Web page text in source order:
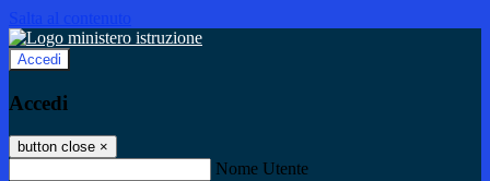
Salta al contenuto
Accedi
Accedi
button close ×
Nome Utente